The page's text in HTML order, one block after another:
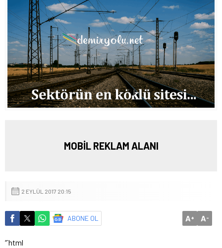
MOBİL REKLAM ALANI
2 EYLÜL 2017 20:15
ABONE OL A+ A-
“`html